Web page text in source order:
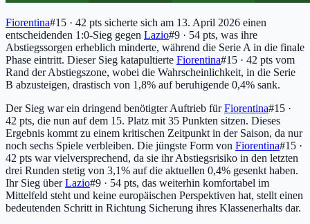
Fiorentina#15 · 42 pts sicherte sich am 13. April 2026 einen
entscheidenden 1:0-Sieg gegen Lazio#9 · 54 pts, was ihre
Abstiegssorgen erheblich minderte, während die Serie A in die finale
Phase eintritt. Dieser Sieg katapultierte Fiorentina#15 · 42 pts vom
Rand der Abstiegszone, wobei die Wahrscheinlichkeit, in die Serie
B abzusteigen, drastisch von 1,8% auf beruhigende 0,4% sank.
Der Sieg war ein dringend benötigter Auftrieb fürFiorentina#15 ·
42 pts, die nun auf dem 15. Platz mit 35 Punkten sitzen. Dieses
Ergebnis kommt zu einem kritischen Zeitpunkt in der Saison, da nur
noch sechs Spiele verbleiben. Die jüngste Form von Fiorentina#15 ·
42 pts war vielversprechend, da sie ihr Abstiegsrisiko in den letzten
drei Runden stetig von 3,1% auf die aktuellen 0,4% gesenkt haben.
Ihr Sieg überLazio#9 · 54 pts, das weiterhin komfortabel im
Mittelfeld steht und keine europäischen Perspektiven hat, stellt einen
bedeutenden Schritt in Richtung Sicherung ihres Klassenerhalts dar.